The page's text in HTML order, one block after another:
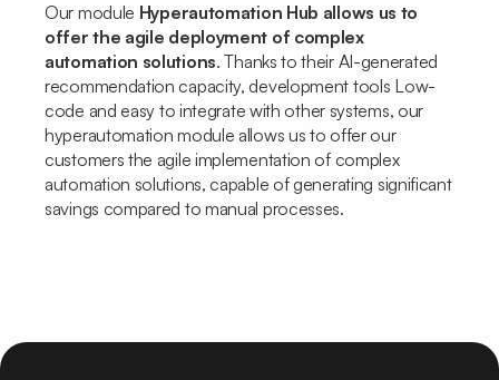
Our module Hyperautomation Hub allows us to
offer the agile deployment of complex
automation solutions. Thanks to their AI-generated
recommendation capacity, development tools Low-
code and easy to integrate with other systems, our
hyperautomation module allows us to offer our
customers the agile implementation of complex
automation solutions, capable of generating significant
savings compared to manual processes.